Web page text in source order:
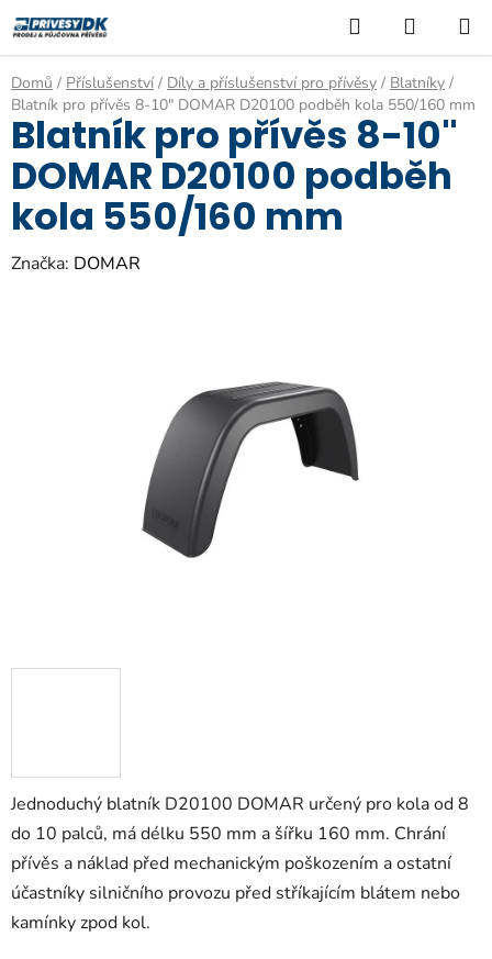
na
obsah
Hledat
KOŠÍK
Domů / Příslušenství / Díly a příslušenství pro přívěsy / Blatníky /
Blatník pro přívěs 8-10" DOMAR D20100 podběh kola 550/160 mm
Jednoduchý blatník D20100 DOMAR určený pro kola od 8
do 10 palců, má délku 550 mm a šířku 160 mm. Chrání
přívěs a náklad před mechanickým poškozením a ostatní
účastníky silničního provozu před stříkajícím blátem nebo
kamínky zpod kol.
Blatník pro přívěs 8-10"
DOMAR D20100 podběh
kola 550/160 mm
Značka: DOMAR